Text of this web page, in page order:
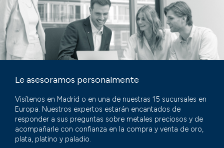
Le asesoramos personalmente
Visítenos en Madrid o en una de nuestras 15 sucursales en
Europa. Nuestros expertos estarán encantados de
responder a sus preguntas sobre metales preciosos y de
acompañarle con confianza en la compra y venta de oro,
plata, platino y paladio.